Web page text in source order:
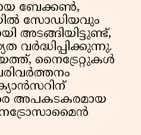
ബേക്കണ്‍,
സോഡിയവും
അടങ്ങിയിട്ടുണ്ട്,
വര്‍ദ്ധിപ്പിക്കുന്നു.
നൈട്രേറ്റുകള്‍
അപകടകരമായ